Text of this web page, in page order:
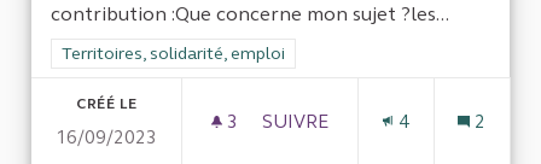
contribution :Que concerne mon sujet ?les...
Filtrer les résultats de la catégorie : Territoires, solidarité,
Territoires, solidarité, emploi
CRÉÉ LE
16/09/2023
3 3 ABONNÉS
SUIVRE
4 2